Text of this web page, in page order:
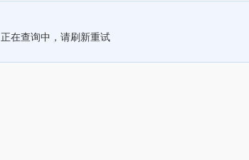
正在查询中，请刷新重试